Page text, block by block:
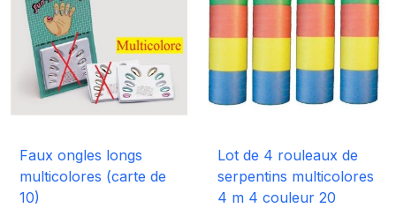
Faux ongles longs
multicolores (carte de
10)
Lot de 4 rouleaux de
serpentins multicolores
4 m 4 couleur 20